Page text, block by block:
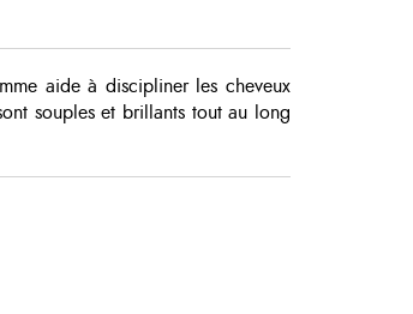
aide à discipliner les cheveux
souples et brillants tout au long